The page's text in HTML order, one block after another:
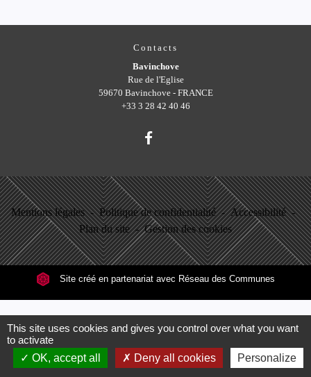
Contacts
Bavinchove
Rue de l'Eglise
59670 Bavinchove - FRANCE
+33 3 28 42 40 46
Mentions légales - Politique de confidentialité - Accessibilité -
Plan du site - Gestion des cookies
Site créé en partenariat avec Réseau des Communes
This site uses cookies and gives you control over what you want
to activate
OK, accept all
Deny all cookies Personalize